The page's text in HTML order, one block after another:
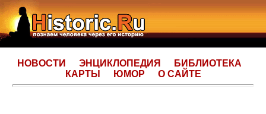
НОВОСТИ ЭНЦИКЛОПЕДИЯ
БИБЛИОТЕКА
КАРТЫ
ЮМОР О САЙТЕ